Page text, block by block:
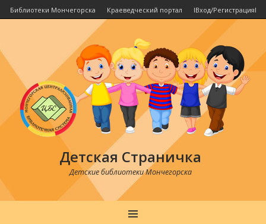
Библиотеки Мончегорска Краеведческий портал IВход/РегистрацияI
Детская Страничка
Детские библиотеки Мончегорска
MENU